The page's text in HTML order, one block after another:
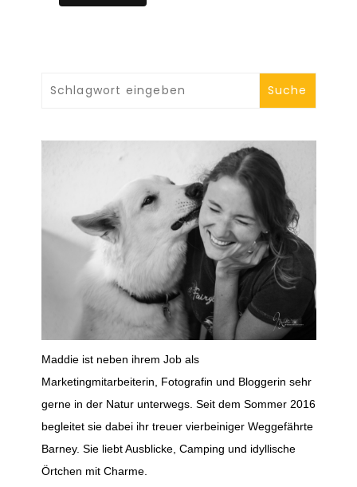
Maddie ist neben ihrem Job als
Marketingmitarbeiterin, Fotografin und Bloggerin sehr
gerne in der Natur unterwegs. Seit dem Sommer 2016
begleitet sie dabei ihr treuer vierbeiniger Weggefährte
Barney. Sie liebt Ausblicke, Camping und idyllische
Örtchen mit Charme.